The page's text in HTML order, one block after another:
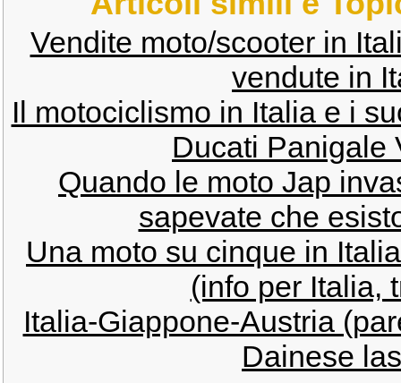
Vendite moto/scooter in
vendute in
Il motociclismo in Italia e i
Ducati Panigale
Quando le moto Jap
sapevate che
Una moto su cinque in
(info per Italia,
Italia-Giappone-Austria
Dainese